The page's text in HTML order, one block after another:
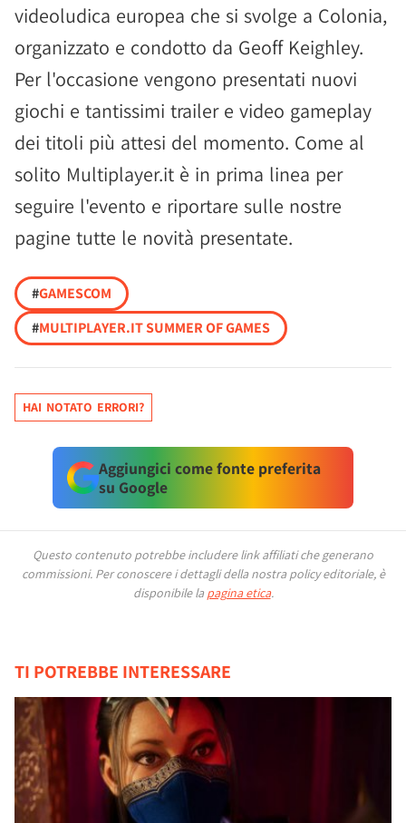
videoludica europea che si svolge a Colonia,
organizzato e condotto da Geoff Keighley.
Per l'occasione vengono presentati nuovi
giochi e tantissimi trailer e video gameplay
dei titoli più attesi del momento. Come al
solito Multiplayer.it è in prima linea per
seguire l'evento e riportare sulle nostre
pagine tutte le novità presentate.
#GAMESCOM
#MULTIPLAYER.IT SUMMER OF GAMES
HAI NOTATO ERRORI?
Aggiungici come fonte preferita
su Google
Questo contenuto potrebbe includere link affiliati che generano
commissioni. Per conoscere i dettagli della nostra policy editoriale, è
disponibile la pagina etica.
TI POTREBBE INTERESSARE